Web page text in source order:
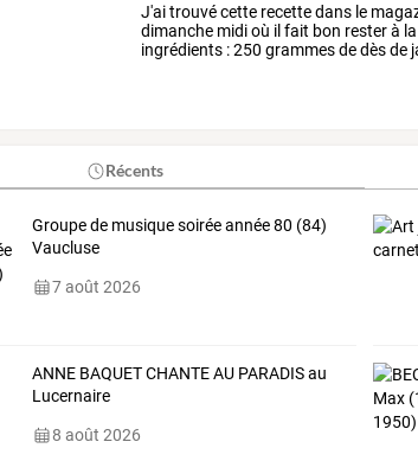
J'aitrouvécette recettedans le
dimanche midioù ilfait bon resterà la
ingrédients :250 grammesdedèsde
Récents
Groupe de musique soirée année 80 (84)
Vaucluse
7 août 2026
ANNE BAQUET CHANTE AU PARADIS au
Lucernaire
8 août 2026